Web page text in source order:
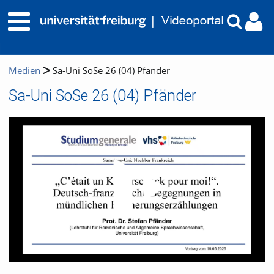
Medien Sa-Uni SoSe 26 (04) Pfänder
Sa-Uni SoSe 26 (04) Pfänder